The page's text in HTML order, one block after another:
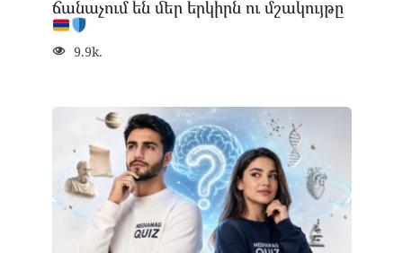
ճանաչում են մեր երկիրն ու մշակույթը
9.9k.